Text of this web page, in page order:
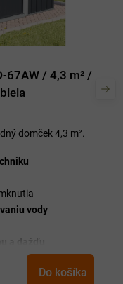
67AW / 4,3 m² /
domček 4,3 m².
vody
a dažďu
Do košíka